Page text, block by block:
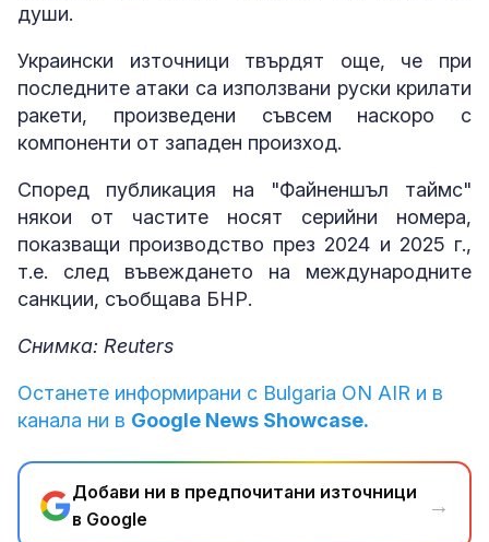
души.
Украински източници твърдят още, че при
последните атаки са използвани руски крилати
ракети, произведени съвсем наскоро с
компоненти от западен произход.
Според публикация на "Файненшъл таймс"
някои от частите носят серийни номера,
показващи производство през 2024 и 2025 г.,
т.е. след въвеждането на международните
санкции, съобщава БНР.
Снимка: Reuters
Останете информирани с Bulgaria ON AIR и в
канала ни в Google News Showcase.
Добави ни в предпочитани източници
в Google
→